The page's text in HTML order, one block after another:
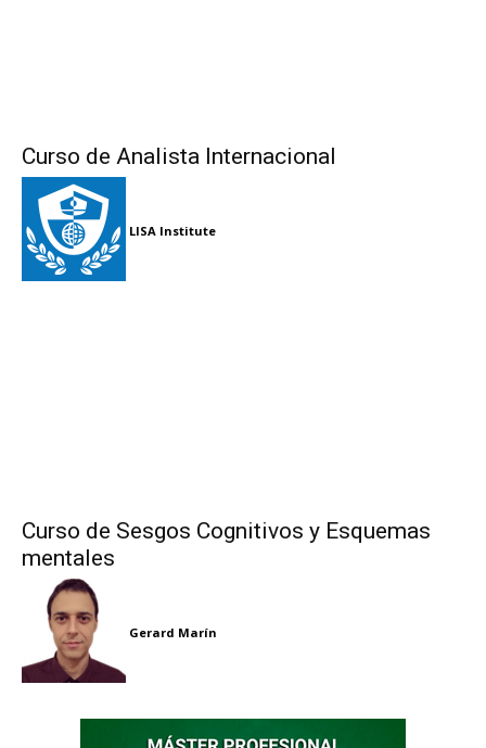
Curso de Analista Internacional
LISA Institute
Curso de Sesgos Cognitivos y Esquemas
mentales
Gerard Marín